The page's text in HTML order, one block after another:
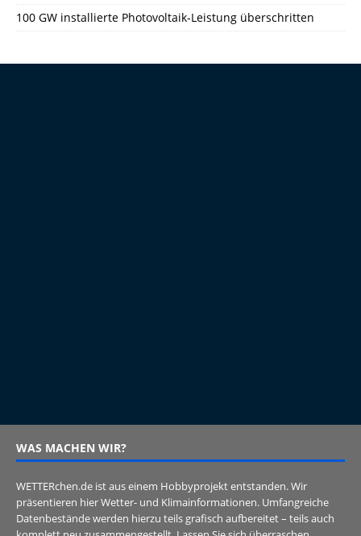
100 GW installierte Photovoltaik-Leistung überschritten
WAS MACHEN WIR?
WETTERchen.de ist aus einem Hobbyprojekt entstanden. Wir
präsentieren hier Wetter- und Klimainformationen. Umfangreiche
Datenbestände werden hierzu teils grafisch aufbereitet – teils auch